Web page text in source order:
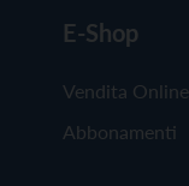
E-Shop
Vendita Online
Abbonamenti